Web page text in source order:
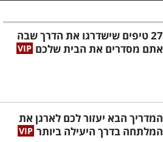
27 טיפים שישדרגו את הדרך שבה
אתם מסדרים את הבית שלכם
המדריך הבא יעזור לכם לארגן את
המלתחה בדרך היעילה ביותר